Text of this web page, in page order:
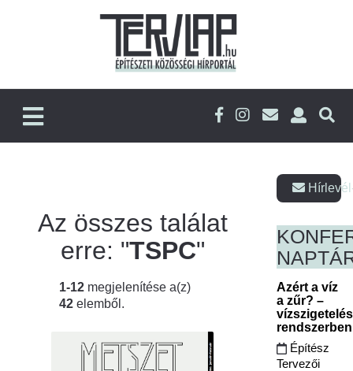
Az összes találat
erre: "TSPC"
1-12 megjelenítése a(z)
42 elemből.
Azért a víz
a zűr? –
Építész
Tervezői